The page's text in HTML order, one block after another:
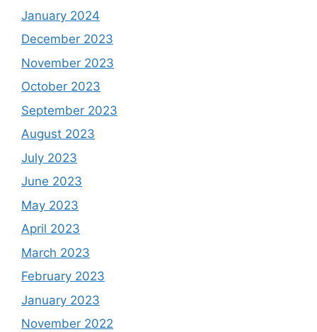
January 2024
December 2023
November 2023
October 2023
September 2023
August 2023
July 2023
June 2023
May 2023
April 2023
March 2023
February 2023
January 2023
November 2022